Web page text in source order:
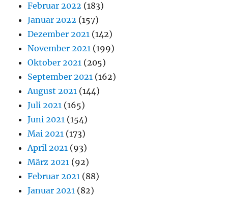
Februar 2022 (183)
Januar 2022 (157)
Dezember 2021 (142)
November 2021 (199)
Oktober 2021 (205)
September 2021 (162)
August 2021 (144)
Juli 2021 (165)
Juni 2021 (154)
Mai 2021 (173)
April 2021 (93)
März 2021 (92)
Februar 2021 (88)
Januar 2021 (82)